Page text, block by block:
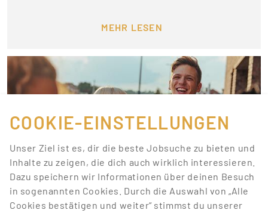
MEHR LESEN
COOKIE-EINSTELLUNGEN
Unser Ziel ist es, dir die beste Jobsuche zu bieten und
Inhalte zu zeigen, die dich auch wirklich interessieren.
Dazu speichern wir Informationen über deinen Besuch
in sogenannten Cookies. Durch die Auswahl von „Alle
Cookies bestätigen und weiter“ stimmst du unserer